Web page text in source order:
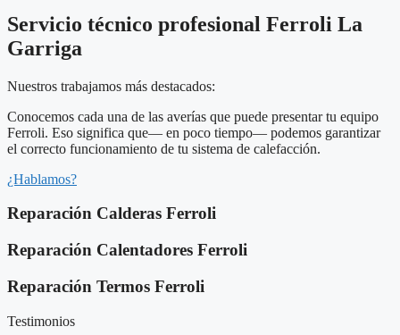
Servicio técnico profesional Ferroli La
Garriga
Nuestros trabajamos más destacados:
Conocemos cada una de las averías que puede presentar tu equipo
Ferroli. Eso significa que— en poco tiempo— podemos garantizar
el correcto funcionamiento de tu sistema de calefacción.
¿Hablamos?
Reparación Calderas Ferroli
Reparación Calentadores Ferroli
Reparación Termos Ferroli
Testimonios